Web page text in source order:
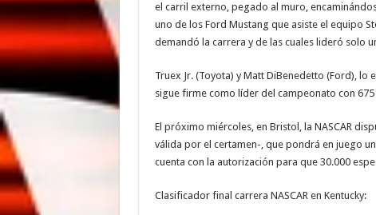
el carril externo, pegado al muro,
uno de los Ford Mustang que asiste el equipo
demandó la carrera y de las cuales lideró solo
Truex Jr. (Toyota) y Matt DiBenedetto (Ford), lo
sigue firme como líder del campeonato con
El próximo miércoles, en Bristol, la NASCAR
válida por el certamen-, que pondrá en juego
cuenta con la autorización para que 30.000
Clasificador final carrera NASCAR en Kentucky: